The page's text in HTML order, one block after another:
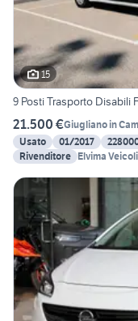
15
9 Posti Trasporto Disabili
21.500 €Giugliano in
Usato
01/2017
Rivenditore Elvima